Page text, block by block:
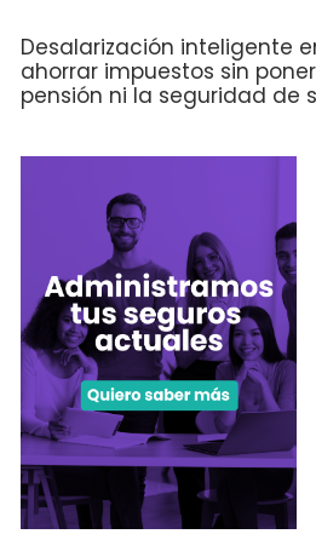
Desalarización inteligente
ahorrar impuestos sin
pensión ni la seguridad de